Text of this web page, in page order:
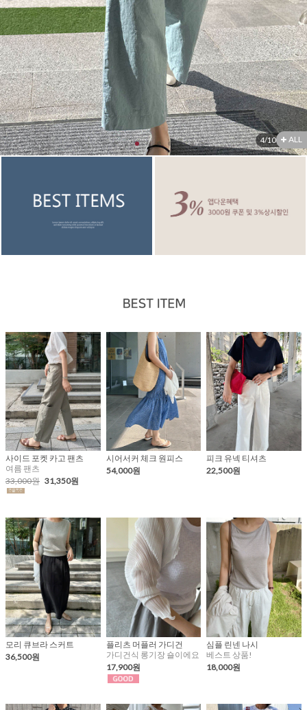
셔츠&블라우스
가디건/니트
와이드팬츠
한정세일
5/10 ALL
사이드 포켓 카고 팬츠
여름 팬츠
33,000원 31,350원
시어서커 체크 원피스
54,000원
피크 유넥 티셔츠
22,500원
모리 큐브라 스커트
36,500원
플리츠 머플러 가디건
가디건식 롱기장 숄이에요
17,900원
심플 린넨 나시
베스트 상품!
18,000원